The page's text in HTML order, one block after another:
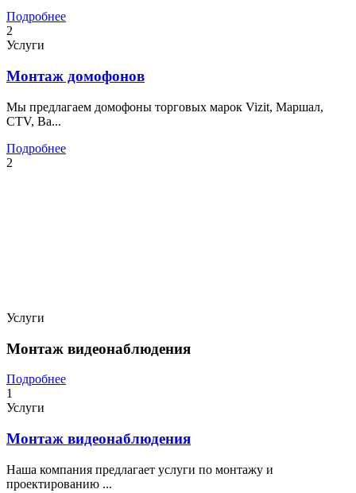
Подробнее
2
Услуги
Монтаж домофонов
Мы предлагаем домофоны торговых марок Vizit, Маршал,
CTV, Ba...
Подробнее
2
Услуги
Монтаж видеонаблюдения
Подробнее
1
Услуги
Монтаж видеонаблюдения
Наша компания предлагает услуги по монтажу и
проектированию ...